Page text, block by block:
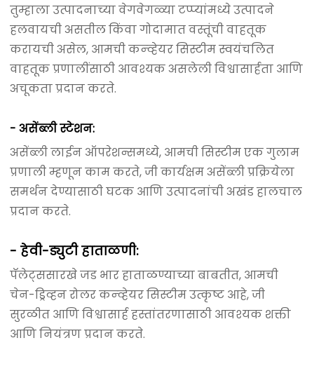
तुम्हाला उत्पादनाच्या वेगवेगळ्या टप्प्यांमध्ये उत्पादने
हलवायची असतील किंवा गोदामात वस्तूंची वाहतूक
करायची असेल, आमची कन्व्हेयर सिस्टीम स्वयंचलित
वाहतूक प्रणालींसाठी आवश्यक असलेली विश्वासार्हता आणि
अचूकता प्रदान करते.
- असेंब्ली स्टेशन:
असेंब्ली लाईन ऑपरेशन्समध्ये, आमची सिस्टीम एक गुलाम
प्रणाली म्हणून काम करते, जी कार्यक्षम असेंब्ली प्रक्रियेला
समर्थन देण्यासाठी घटक आणि उत्पादनांची अखंड हालचाल
प्रदान करते.
- हेवी-ड्युटी हाताळणी:
पॅलेट्ससारखे जड भार हाताळण्याच्या बाबतीत, आमची
चेन-ड्रिव्हन रोलर कन्व्हेयर सिस्टीम उत्कृष्ट आहे, जी
सुरळीत आणि विश्वासार्ह हस्तांतरणासाठी आवश्यक शक्ती
आणि नियंत्रण प्रदान करते.